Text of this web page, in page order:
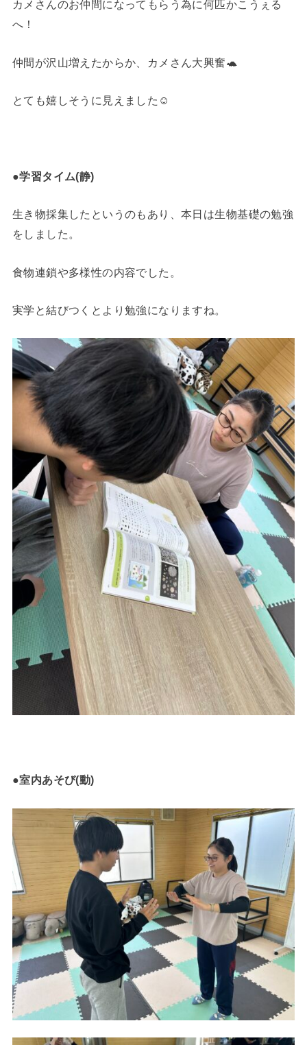
カメさんのお仲間になってもらう為に何匹かこうぇる
へ！
仲間が沢山増えたからか、カメさん大興奮🐢
とても嬉しそうに見えました☺️
●学習タイム(静)
生き物採集したというのもあり、本日は生物基礎の勉強
をしました。
食物連鎖や多様性の内容でした。
実学と結びつくとより勉強になりますね。
●室内あそび(動)